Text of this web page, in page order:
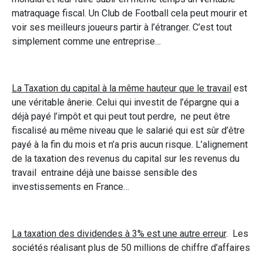
matraquage fiscal. Un Club de Football cela peut mourir et
voir ses meilleurs joueurs partir à l’étranger. C’est tout
simplement comme une entreprise…
La Taxation du capital à la même hauteur que le travail est
une véritable ânerie. Celui qui investit de l’épargne qui a
déjà payé l’impôt et qui peut tout perdre, ne peut être
fiscalisé au même niveau que le salarié qui est sûr d’être
payé à la fin du mois et n’a pris aucun risque. L’alignement
de la taxation des revenus du capital sur les revenus du
travail entraine déjà une baisse sensible des
investissements en France…
La taxation des dividendes à 3% est une autre erreur. Les
sociétés réalisant plus de 50 millions de chiffre d’affaires